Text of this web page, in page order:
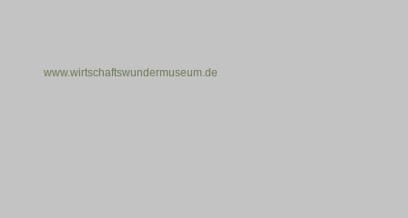
www.wirtschaftswundermuseum.de